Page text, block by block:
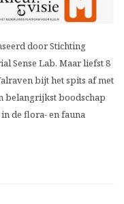
door Stichting
Sense Lab. Maar liefst 8
bijt het spits af met
belangrijkst boodschap
de flora- en fauna